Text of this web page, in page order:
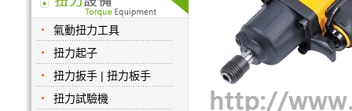
氣動扭力工具
扭力起子
扭力扳手 | 扭力板手
扭力試驗機